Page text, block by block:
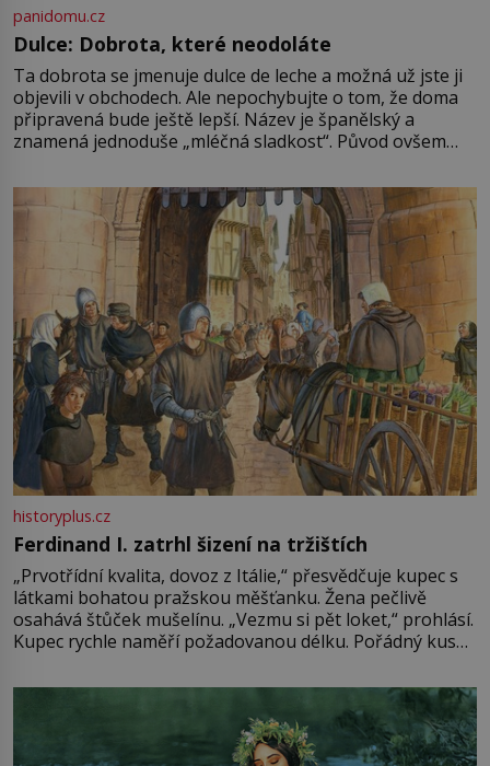
panidomu.cz
Dulce: Dobrota, které neodoláte
Ta dobrota se jmenuje dulce de leche a možná už jste ji
objevili v obchodech. Ale nepochybujte o tom, že doma
připravená bude ještě lepší. Název je španělský a
znamená jednoduše „mléčná sladkost“. Původ ovšem
pře hned několik latinskoamerických zemí a k tomu
Francie, kde se traduje,
historyplus.cz
Ferdinand I. zatrhl šizení na tržištích
„Prvotřídní kvalita, dovoz z Itálie,“ přesvědčuje kupec s
látkami bohatou pražskou měšťanku. Žena pečlivě
osahává štůček mušelínu. „Vezmu si pět loket,“ prohlásí.
Kupec rychle naměří požadovanou délku. Pořádný kus
milostpaní. Stačí jenom na sukni,“ zhodnotí švadlena
množství růžového mušelínu. „Ošidili vás, podívejte.“